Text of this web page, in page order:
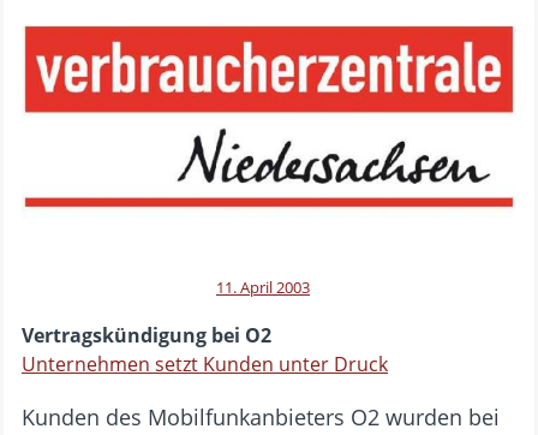
11. April 2003
Vertragskündigung bei O2
Unternehmen setzt Kunden unter Druck
Kunden des Mobilfunkanbieters O2 wurden bei